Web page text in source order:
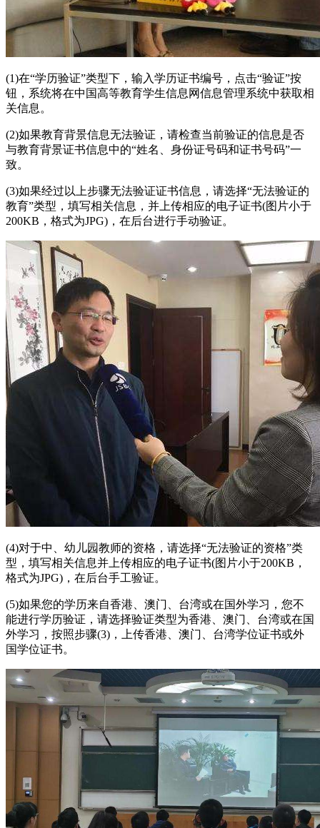
(1)在“学历验证”类型下，输入学历证书编号，点击“验证”按
钮，系统将在中国高等教育学生信息网信息管理系统中获取相
关信息。
(2)如果教育背景信息无法验证，请检查当前验证的信息是否
与教育背景证书信息中的“姓名、身份证号码和证书号码”一
致。
(3)如果经过以上步骤无法验证证书信息，请选择“无法验证的
教育”类型，填写相关信息，并上传相应的电子证书(图片小于
200KB，格式为JPG)，在后台进行手动验证。
(4)对于中、幼儿园教师的资格，请选择“无法验证的资格”类
型，填写相关信息并上传相应的电子证书(图片小于200KB，
格式为JPG)，在后台手工验证。
(5)如果您的学历来自香港、澳门、台湾或在国外学习，您不
能进行学历验证，请选择验证类型为香港、澳门、台湾或在国
外学习，按照步骤(3)，上传香港、澳门、台湾学位证书或外
国学位证书。